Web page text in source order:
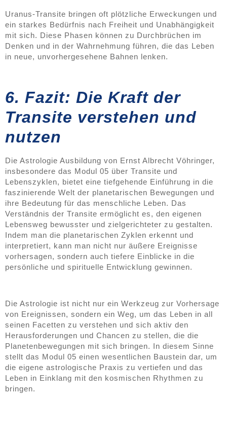
Uranus-Transite bringen oft plötzliche Erweckungen und
ein starkes Bedürfnis nach Freiheit und Unabhängigkeit
mit sich. Diese Phasen können zu Durchbrüchen im
Denken und in der Wahrnehmung führen, die das Leben
in neue, unvorhergesehene Bahnen lenken.
6. Fazit: Die Kraft der
Transite verstehen und
nutzen
Die Astrologie Ausbildung von Ernst Albrecht Vöhringer,
insbesondere das Modul 05 über Transite und
Lebenszyklen, bietet eine tiefgehende Einführung in die
faszinierende Welt der planetarischen Bewegungen und
ihre Bedeutung für das menschliche Leben. Das
Verständnis der Transite ermöglicht es, den eigenen
Lebensweg bewusster und zielgerichteter zu gestalten.
Indem man die planetarischen Zyklen erkennt und
interpretiert, kann man nicht nur äußere Ereignisse
vorhersagen, sondern auch tiefere Einblicke in die
persönliche und spirituelle Entwicklung gewinnen.
Die Astrologie ist nicht nur ein Werkzeug zur Vorhersage
von Ereignissen, sondern ein Weg, um das Leben in all
seinen Facetten zu verstehen und sich aktiv den
Herausforderungen und Chancen zu stellen, die die
Planetenbewegungen mit sich bringen. In diesem Sinne
stellt das Modul 05 einen wesentlichen Baustein dar, um
die eigene astrologische Praxis zu vertiefen und das
Leben in Einklang mit den kosmischen Rhythmen zu
bringen.